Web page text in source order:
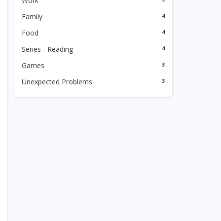
Family 4
Food 4
Series - Reading 4
Games 3
Unexpected Problems 3